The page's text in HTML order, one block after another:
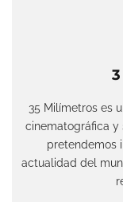
35 Milímetros es
cinematográfica y
pretendemos
actualidad del